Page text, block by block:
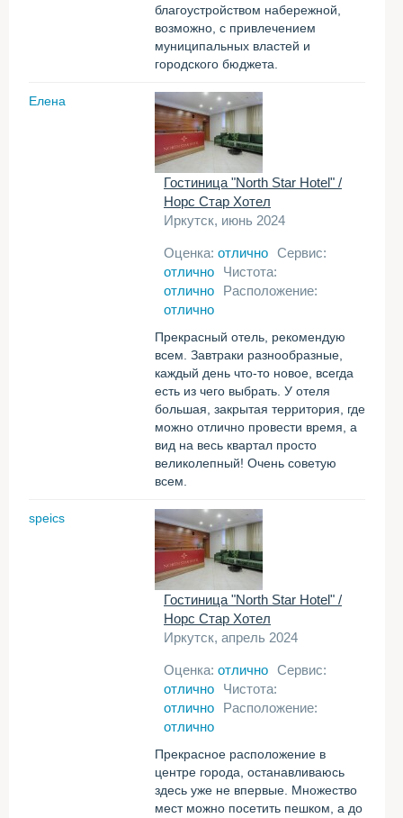
благоустройством набережной,
возможно, с привлечением
муниципальных властей и
городского бюджета.
Елена
Гостиница "North Star Hotel" /
Норс Стар Хотел
Иркутск, июнь 2024
Оценка: отлично Сервис:
отлично
Чистота:
отлично
Расположение:
отлично
Прекрасный отель, рекомендую
всем. Завтраки разнообразные,
каждый день что-то новое, всегда
есть из чего выбрать. У отеля
большая, закрытая территория, где
можно отлично провести время, а
вид на весь квартал просто
великолепный! Очень советую
всем.
speics
Гостиница "North Star Hotel" /
Норс Стар Хотел
Иркутск, апрель 2024
Оценка: отлично Сервис:
отлично
Чистота:
отлично
Расположение:
отлично
Прекрасное расположение в
центре города, останавливаюсь
здесь уже не впервые. Множество
мест можно посетить пешком, а до